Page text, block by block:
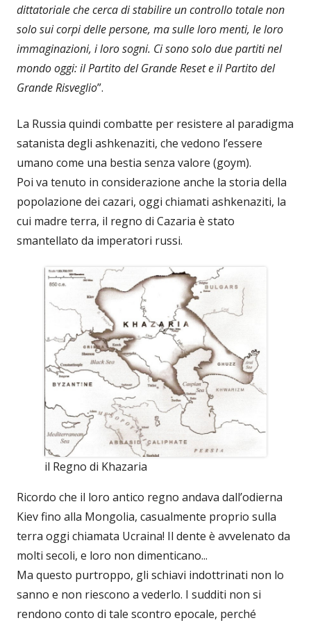
dittatoriale che cerca di stabilire un controllo totale non
solo sui corpi delle persone, ma sulle loro menti, le loro
immaginazioni, i loro sogni. Ci sono solo due partiti nel
mondo oggi: il Partito del Grande Reset e il Partito del
Grande Risveglio”.
La Russia quindi combatte per resistere al paradigma
satanista degli ashkenaziti, che vedono l’essere
umano come una bestia senza valore (goym).
Poi va tenuto in considerazione anche la storia della
popolazione dei cazari, oggi chiamati ashkenaziti, la
cui madre terra, il regno di Cazaria è stato
smantellato da imperatori russi.
il Regno di Khazaria
Ricordo che il loro antico regno andava dall’odierna
Kiev fino alla Mongolia, casualmente proprio sulla
terra oggi chiamata Ucraina! Il dente è avvelenato da
molti secoli, e loro non dimenticano...
Ma questo purtroppo, gli schiavi indottrinati non lo
sanno e non riescono a vederlo. I sudditi non si
rendono conto di tale scontro epocale, perché